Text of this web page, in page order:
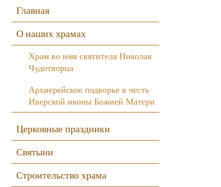
Sidebar
Главная
О наших храмах
Храм во имя святителя Николая
Чудотворца
Архиерейское подворье в честь
Иверской иконы Божией Матери
Церковные праздники
Святыни
Строительство храма